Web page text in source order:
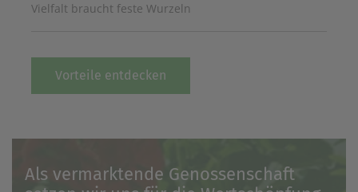
Vielfalt braucht feste Wurzeln
Vorteile entdecken
Als vermarktende Genossenschaft